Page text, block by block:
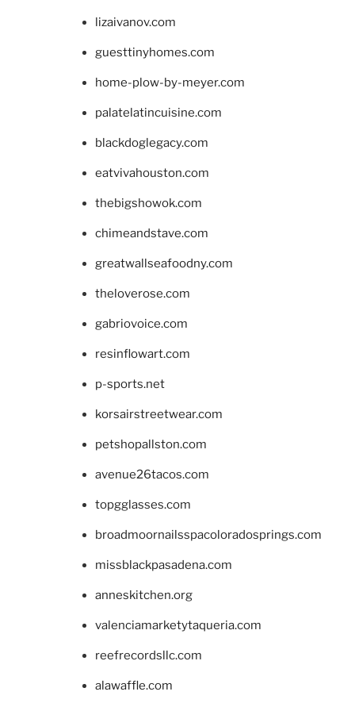
lizaivanov.com
guesttinyhomes.com
home-plow-by-meyer.com
palatelatincuisine.com
blackdoglegacy.com
eatvivahouston.com
thebigshowok.com
chimeandstave.com
greatwallseafoodny.com
theloverose.com
gabriovoice.com
resinflowart.com
p-sports.net
korsairstreetwear.com
petshopallston.com
avenue26tacos.com
topgglasses.com
broadmoornailsspacoloradosprings.com
missblackpasadena.com
anneskitchen.org
valenciamarketytaqueria.com
reefrecordsllc.com
alawaffle.com